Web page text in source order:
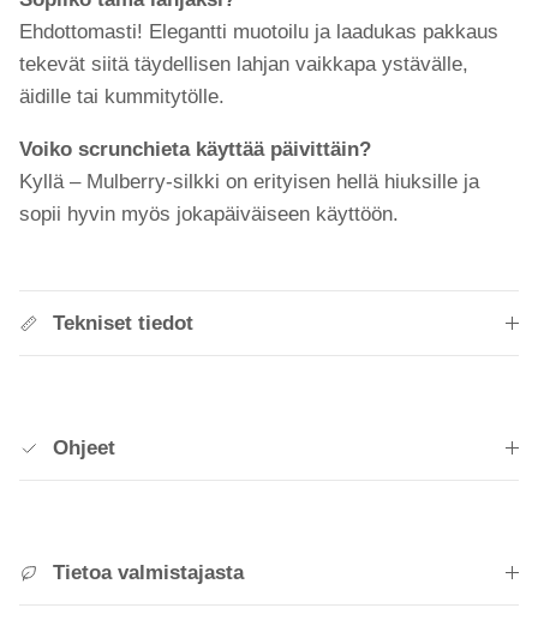
Ehdottomasti! Elegantti muotoilu ja laadukas pakkaus
tekevät siitä täydellisen lahjan vaikkapa ystävälle,
äidille tai kummitytölle.
Voiko scrunchieta käyttää päivittäin?
Kyllä – Mulberry-silkki on erityisen hellä hiuksille ja
sopii hyvin myös jokapäiväiseen käyttöön.
Tekniset tiedot
Ohjeet
Tietoa valmistajasta